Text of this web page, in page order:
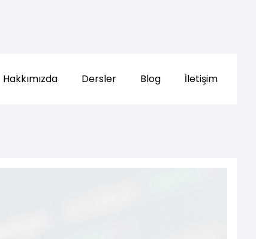
Hakkımızda Dersler Blog İletişim